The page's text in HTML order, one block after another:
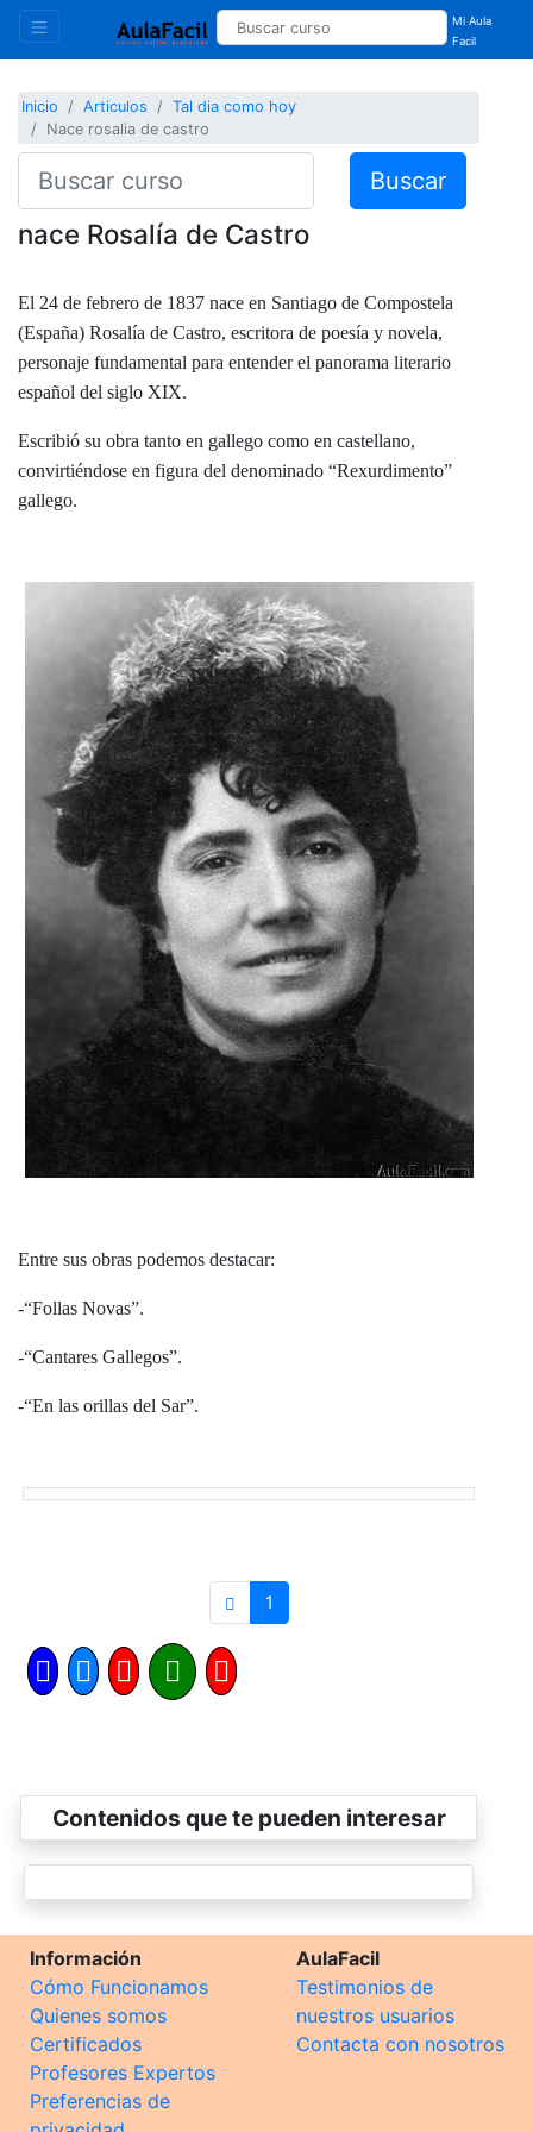
Mi Aula
Facil
Inicio Articulos
Tal dia como hoy
Nace rosalia de castro
Buscar
nace Rosalía de Castro
El 24 de febrero de 1837 nace en Santiago de Compostela
(España) Rosalía de Castro, escritora de poesía y novela,
personaje fundamental para entender el panorama literario
español del siglo XIX.
Escribió su obra tanto en gallego como en castellano,
convirtiéndose en figura del denominado “Rexurdimento”
gallego.
Entre sus obras podemos destacar:
-“Follas Novas”.
-“Cantares Gallegos”.
-“En las orillas del Sar”.
1
Contenidos que te pueden interesar
Información
Cómo Funcionamos
Quienes somos
Certificados
Profesores Expertos
Preferencias de
AulaFacil
Testimonios de
nuestros usuarios
Contacta con nosotros